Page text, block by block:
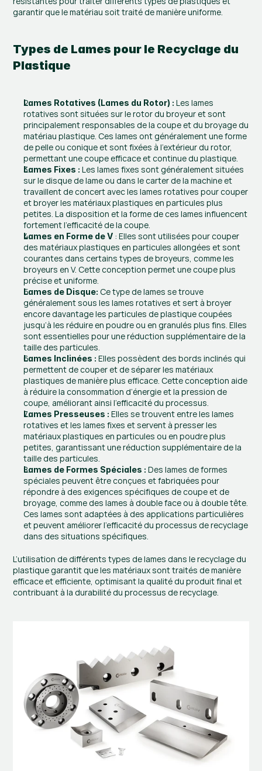
garantir que le matériau soit traité de manière uniforme.
Types de Lames pour le Recyclage du
Plastique
Lames Rotatives (Lames du Rotor) : Les lames
rotatives sont situées sur le rotor du broyeur et sont
principalement responsables de la coupe et du broyage du
matériau plastique. Ces lames ont généralement une forme
de pelle ou conique et sont fixées à l’extérieur du rotor,
permettant une coupe efficace et continue du plastique.
Lames Fixes : Les lames fixes sont généralement situées
sur le disque de lame ou dans le carter de la machine et
travaillent de concert avec les lames rotatives pour couper
et broyer les matériaux plastiques en particules plus
petites. La disposition et la forme de ces lames influencent
fortement l’efficacité de la coupe.
Lames en Forme de V : Elles sont utilisées pour couper
des matériaux plastiques en particules allongées et sont
courantes dans certains types de broyeurs, comme les
broyeurs en V. Cette conception permet une coupe plus
précise et uniforme.
Lames de Disque: Ce type de lames se trouve
généralement sous les lames rotatives et sert à broyer
encore davantage les particules de plastique coupées
jusqu’à les réduire en poudre ou en granulés plus fins. Elles
sont essentielles pour une réduction supplémentaire de la
taille des particules.
Lames Inclinées : Elles possèdent des bords inclinés qui
permettent de couper et de séparer les matériaux
plastiques de manière plus efficace. Cette conception aide
à réduire la consommation d’énergie et la pression de
coupe, améliorant ainsi l’efficacité du processus.
Lames Presseuses : Elles se trouvent entre les lames
rotatives et les lames fixes et servent à presser les
matériaux plastiques en particules ou en poudre plus
petites, garantissant une réduction supplémentaire de la
taille des particules.
Lames de Formes Spéciales : Des lames de formes
spéciales peuvent être conçues et fabriquées pour
répondre à des exigences spécifiques de coupe et de
broyage, comme des lames à double face ou à double tête.
Ces lames sont adaptées à des applications particulières
et peuvent améliorer l’efficacité du processus de recyclage
dans des situations spécifiques.
L’utilisation de différents types de lames dans le recyclage du
plastique garantit que les matériaux sont traités de manière
efficace et efficiente, optimisant la qualité du produit final et
contribuant à la durabilité du processus de recyclage.